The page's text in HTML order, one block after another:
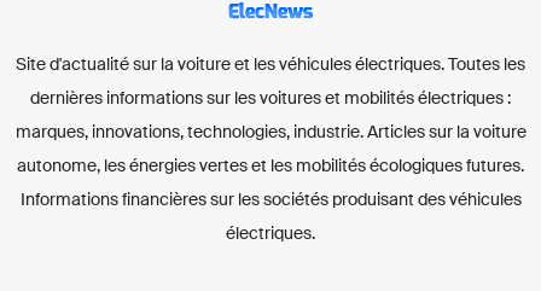
ElecNews
Site d'actualité sur la voiture et les véhicules électriques. Toutes les
dernières informations sur les voitures et mobilités électriques :
marques, innovations, technologies, industrie. Articles sur la voiture
autonome, les énergies vertes et les mobilités écologiques futures.
Informations financières sur les sociétés produisant des véhicules
électriques.